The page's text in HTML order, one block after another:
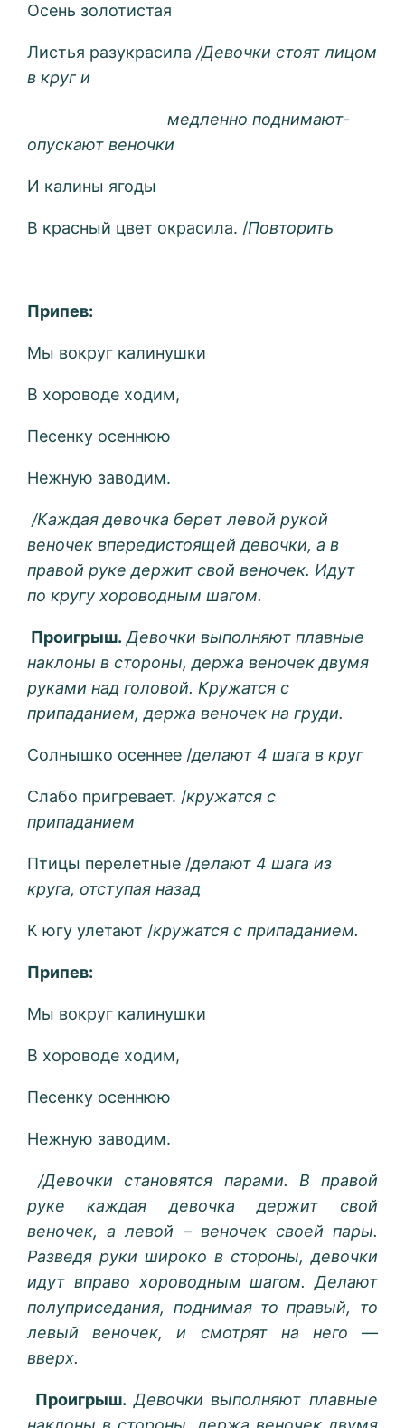
Осень золотистая
Листья разукрасила/Девочки стоят лицом
в круг и
медленно поднимают-
опускают веночки
И калины ягоды
В красный цвет окрасила. /Повторить
Припев:
Мы вокруг калинушки
В хороводе ходим,
Песенку осеннюю
Нежную заводим.
/Каждая девочка берет левой рукой
веночек впередистоящей девочки, а в
правой руке держит свой веночек. Идут
по кругу хороводным шагом.
Проигрыш. Девочки выполняют плавные
наклоны в стороны, держа веночек двумя
руками над головой. Кружатся с
припаданием, держа веночек на груди.
Солнышко осеннее /делают 4 шага в круг
Слабо пригревает. /кружатся с
припаданием
Птицы перелетные /делают 4 шага из
круга, отступая назад
К югу улетают /кружатся с припаданием.
Припев:
Мы вокруг калинушки
В хороводе ходим,
Песенку осеннюю
Нежную заводим.
/Девочки становятся парами. В правой
руке каждая девочка держит свой
веночек, а левой – веночек своей пары.
Разведя руки широко в стороны, девочки
идут вправо хороводным шагом. Делают
полуприседания, поднимая то правый, то
левый веночек, и смотрят на него —
вверх.
Проигрыш. Девочки выполняют плавные